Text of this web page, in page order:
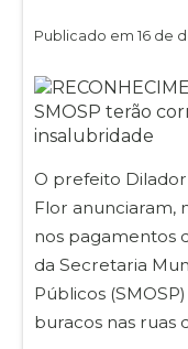
Publicado em 16 de
O prefeito
Flor anunciaram,
nos pagamentos
da Secretaria
Públicos
buracos nas ruas